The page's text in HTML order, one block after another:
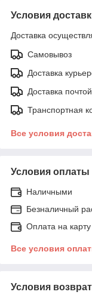
Условия
Доставка
Самовывоз
Доставка
Доставка
Транспортная
Все условия
Условия оплаты
Наличными
Безналичный
Оплата на
Все условия
Условия